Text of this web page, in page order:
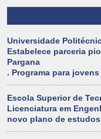
Universidade
Estabelece parceria
Pargana
. Programa para
Escola Superior de
Licenciatura em
novo plano de estudos